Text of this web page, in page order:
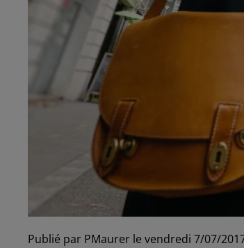
Publié par PMaurer le vendredi 7/07/